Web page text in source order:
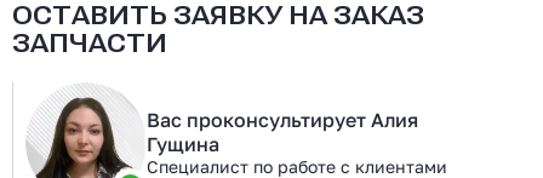
ОСТАВИТЬ ЗАЯВКУ НА ЗАКАЗ
ЗАПЧАСТИ
Вас проконсультирует Алия
Гущина
Специалист по работе с клиентами